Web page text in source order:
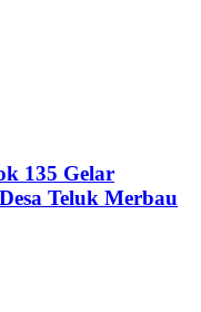
135 Gelar
Teluk Merbau